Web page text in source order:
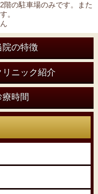
の駐車場のみです。また
。
院の特徴
リニック紹介
療時間